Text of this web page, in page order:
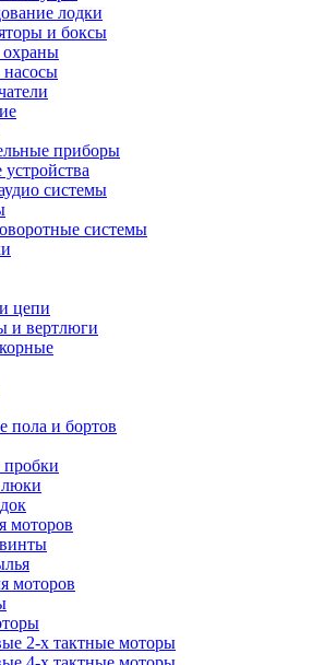
лодки
и боксы
приборы
системы
системы
цепи
и вертлюги
пола и бортов
моторов
моторов
2-х тактные моторы